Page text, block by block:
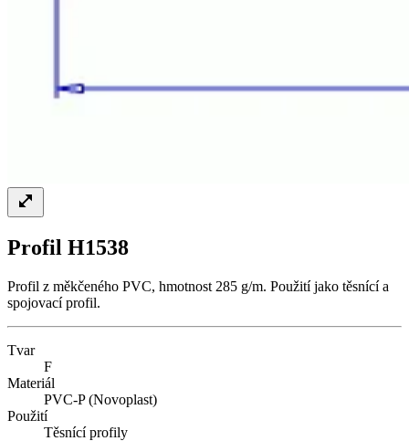
Profil H1538
Profil z měkčeného PVC, hmotnost 285 g/m. Použití jako těsnící a
spojovací profil.
Tvar
F
Materiál
PVC-P (Novoplast)
Použití
Těsnící profily